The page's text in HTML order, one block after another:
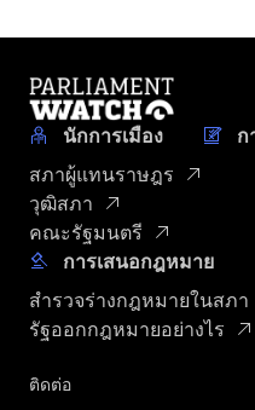
นักการเมือง
สภาผู้แทนราษฎร
วุฒิสภา
คณะรัฐมนตรี
ก
การเสนอกฎหมาย
สำรวจร่างกฎหมายในสภา
รัฐออกกฎหมายอย่างไร
ติดต่อ